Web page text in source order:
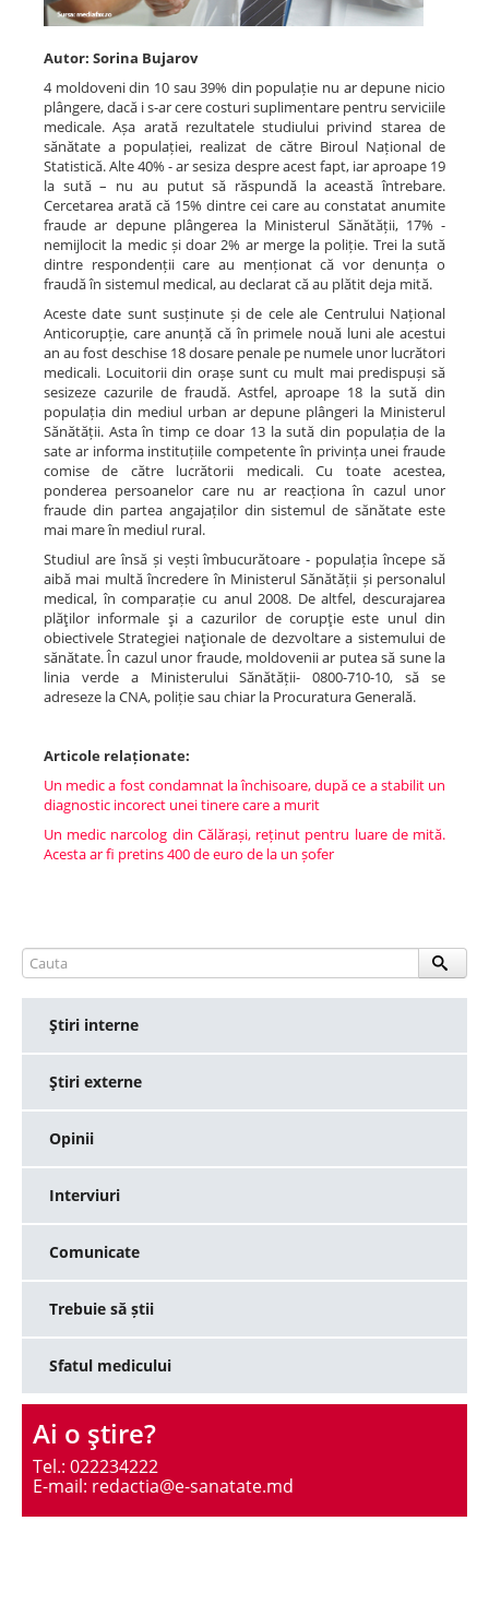
Autor: Sorina Bujarov
4 moldoveni din 10 sau 39% din populație nu ar depune nicio
plângere, dacă i s-ar cere costuri suplimentare pentru serviciile
medicale. Așa arată rezultatele studiului privind starea de
sănătate a populației, realizat de către Biroul Național de
Statistică. Alte 40% - ar sesiza despre acest fapt, iar aproape 19
la sută – nu au putut să răspundă la această întrebare.
Cercetarea arată că 15% dintre cei care au constatat anumite
fraude ar depune plângerea la Ministerul Sănătății, 17% -
nemijlocit la medic și doar 2% ar merge la poliție. Trei la sută
dintre respondenții care au menționat că vor denunța o
fraudă în sistemul medical, au declarat că au plătit deja mită.
Aceste date sunt susținute și de cele ale Centrului Național
Anticorupție, care anunță că în primele nouă luni ale acestui
an au fost deschise 18 dosare penale pe numele unor lucrători
medicali. Locuitorii din orașe sunt cu mult mai predispuși să
sesizeze cazurile de fraudă. Astfel, aproape 18 la sută din
populația din mediul urban ar depune plângeri la Ministerul
Sănătății. Asta în timp ce doar 13 la sută din populația de la
sate ar informa instituțiile competente în privința unei fraude
comise de către lucrătorii medicali. Cu toate acestea,
ponderea persoanelor care nu ar reacționa în cazul unor
fraude din partea angajaților din sistemul de sănătate este
mai mare în mediul rural.
Studiul are însă și vești îmbucurătoare - populația începe să
aibă mai multă încredere în Ministerul Sănătății și personalul
medical, în comparație cu anul 2008. De altfel, descurajarea
plăţilor informale şi a cazurilor de corupţie este unul din
obiectivele Strategiei naţionale de dezvoltare a sistemului de
sănătate. În cazul unor fraude, moldovenii ar putea să sune la
linia verde a Ministerului Sănătății- 0800-710-10, să se
adreseze la CNA, poliție sau chiar la Procuratura Generală.
Articole relaționate:
Un medic a fost condamnat la închisoare, după ce a stabilit un
diagnostic incorect unei tinere care a murit
Un medic narcolog din Călărași, reținut pentru luare de mită.
Acesta ar fi pretins 400 de euro de la un șofer
Ştiri interne
Ştiri externe
Opinii
Interviuri
Comunicate
Trebuie să știi
Sfatul medicului
Ai o ştire?
Tel.: 022234222
E-mail: redactia@e-sanatate.md